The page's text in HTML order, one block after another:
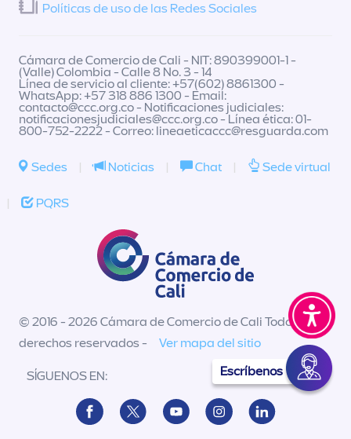
Escríbenos
Políticas de uso de las Redes Sociales
Cámara de Comercio de Cali - NIT: 890399001-1 -
(Valle) Colombia - Calle 8 No. 3 - 14
Línea de servicio al cliente: +57(602) 8861300 -
WhatsApp: +57 318 886 1300 - Email:
contacto@ccc.org.co- Notificaciones judiciales:
notificacionesjudiciales@ccc.org.co- Línea ética: 01-
800-752-2222 - Correo: lineaeticaccc@resguarda.com
Sedes | Noticias | Chat | Sede virtual
| PQRS
© 2016 - 2026 Cámara de Comercio de Cali Todos los
derechos reservados -
Ver mapa del sitio
SÍGUENOS EN: